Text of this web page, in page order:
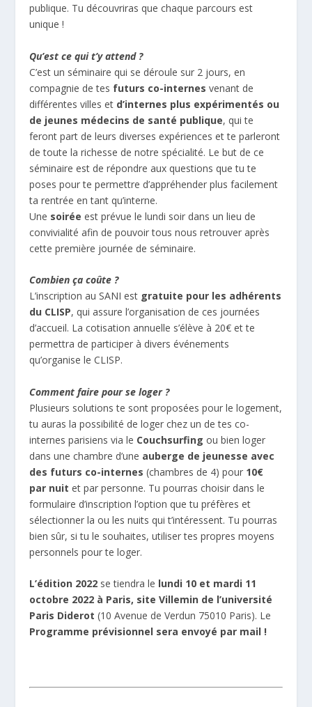
publique. Tu découvriras que chaque parcours est
unique !
Qu’est ce qui t’y attend ?
C’est un séminaire qui se déroule sur 2 jours, en
compagnie de tes futurs co-internes venant de
différentes villes et d’internes plus expérimentés ou
de jeunes médecins de santé publique, qui te
feront part de leurs diverses expériences et te parleront
de toute la richesse de notre spécialité. Le but de ce
séminaire est de répondre aux questions que tu te
poses pour te permettre d’appréhender plus facilement
ta rentrée en tant qu’interne.
Une soirée est prévue le lundi soir dans un lieu de
convivialité afin de pouvoir tous nous retrouver après
cette première journée de séminaire.
Combien ça coûte ?
L’inscription au SANI est gratuite pour les adhérents
du CLISP, qui assure l’organisation de ces journées
d’accueil. La cotisation annuelle s’élève à 20€ et te
permettra de participer à divers événements
qu’organise le CLISP.
Comment faire pour se loger ?
Plusieurs solutions te sont proposées pour le logement,
tu auras la possibilité de loger chez un de tes co-
internes parisiens via le Couchsurfing ou bien loger
dans une chambre d’une auberge de jeunesse avec
des futurs co-internes (chambres de 4) pour 10€
par nuit et par personne. Tu pourras choisir dans le
formulaire d’inscription l’option que tu préfères et
sélectionner la ou les nuits qui t’intéressent. Tu pourras
bien sûr, si tu le souhaites, utiliser tes propres moyens
personnels pour te loger.
L’édition 2022 se tiendra le lundi 10 et mardi 11
octobre 2022 à Paris, site Villemin de l’université
Paris Diderot (10 Avenue de Verdun 75010 Paris). Le
Programme prévisionnel sera envoyé par mail !